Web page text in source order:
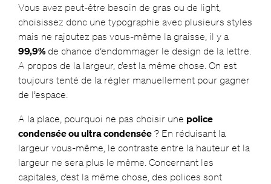
Vous avez peut-être besoin de gras ou de light,
choisissez donc une typographie avec plusieurs styles
mais ne rajoutez pas vous-même la graisse, il y a
99,9%de chance d’endommager le design de la lettre.
A propos de la largeur, c’est la même chose. On est
toujours tenté de la régler manuellement pour gagner
de l’espace.
A la place, pourquoi ne pas choisir une police
condensée ou ultra condensée? En réduisant la
largeur vous-même, le contraste entre la hauteur et la
largeur ne sera plus le même. Concernant les
capitales, c’est la même chose, des polices sont